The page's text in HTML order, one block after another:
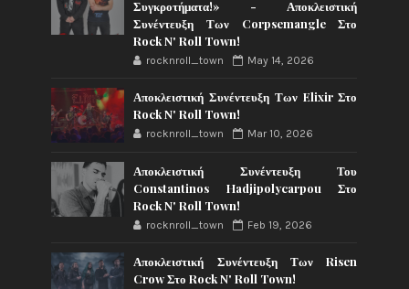
Συγκροτήματα!» - Αποκλειστική
Συνέντευξη Των Corpsemangle Στο
Rock N' Roll Town!
rocknroll_town May 14, 2026
Αποκλειστική Συνέντευξη Των Elixir Στο
Rock N' Roll Town!
rocknroll_town Mar 10, 2026
Αποκλειστική Συνέντευξη Του
Constantinos Hadjipolycarpou Στο
Rock N' Roll Town!
rocknroll_town Feb 19, 2026
Αποκλειστική Συνέντευξη Των Risen
Crow Στο Rock N' Roll Town!